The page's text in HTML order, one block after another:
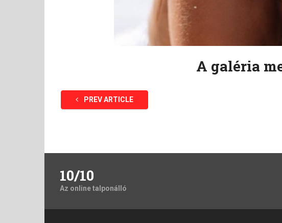
A galéria
PREV ARTICLE
10/10
Az online talponálló